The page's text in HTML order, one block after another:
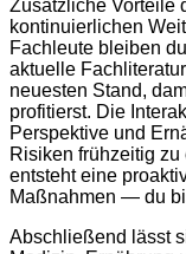
Zusätzliche Vorteile
kontinuierlichen
Fachleute bleiben
aktuelle
neuesten Stand,
profitierst. Die
Perspektive und
Risiken frühzeitig
entsteht eine
Maßnahmen — du
Abschließend lässt